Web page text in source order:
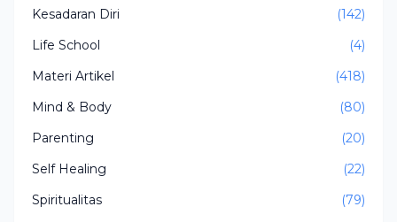
Kesadaran Diri
(142)
Life School
(4)
Materi Artikel
(418)
Mind & Body
(80)
Parenting
(20)
Self Healing
(22)
Spiritualitas
(79)